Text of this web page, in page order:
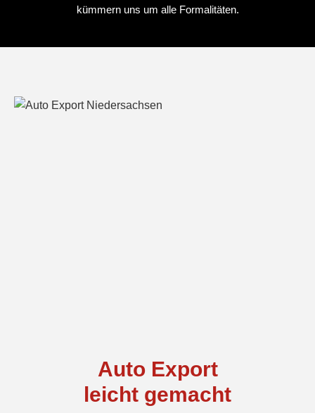
kümmern uns um alle Formalitäten.
Auto Export
leicht gemacht